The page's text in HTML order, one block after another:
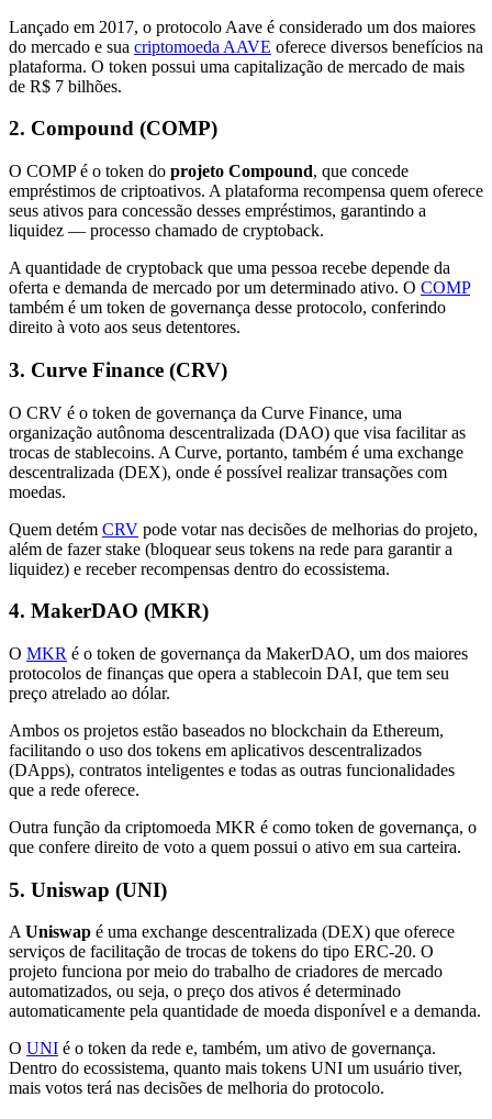
Lançado em 2017, o protocolo Aave é considerado um dos maiores
do mercado e sua criptomoeda AAVE oferece diversos benefícios na
plataforma. O token possui uma capitalização de mercado de mais
de R$ 7 bilhões.
2. Compound (COMP)
O COMP é o token do projeto Compound, que concede
empréstimos de criptoativos. A plataforma recompensa quem oferece
seus ativos para concessão desses empréstimos, garantindo a
liquidez — processo chamado de cryptoback.
A quantidade de cryptoback que uma pessoa recebe depende da
oferta e demanda de mercado por um determinado ativo. O COMP
também é um token de governança desse protocolo, conferindo
direito à voto aos seus detentores.
3. Curve Finance (CRV)
O CRV é o token de governança da Curve Finance, uma
organização autônoma descentralizada (DAO) que visa facilitar as
trocas de stablecoins. A Curve, portanto, também é uma exchange
descentralizada (DEX), onde é possível realizar transações com
moedas.
Quem detém CRV pode votar nas decisões de melhorias do projeto,
além de fazer stake (bloquear seus tokens na rede para garantir a
liquidez) e receber recompensas dentro do ecossistema.
4. MakerDAO (MKR)
O MKR é o token de governança da MakerDAO, um dos maiores
protocolos de finanças que opera a stablecoin DAI, que tem seu
preço atrelado ao dólar.
Ambos os projetos estão baseados no blockchain da Ethereum,
facilitando o uso dos tokens em aplicativos descentralizados
(DApps), contratos inteligentes e todas as outras funcionalidades
que a rede oferece.
Outra função da criptomoeda MKR é como token de governança, o
que confere direito de voto a quem possui o ativo em sua carteira.
5. Uniswap (UNI)
AUniswap é uma exchange descentralizada (DEX) que oferece
serviços de facilitação de trocas de tokens do tipo ERC-20. O
projeto funciona por meio do trabalho de criadores de mercado
automatizados, ou seja, o preço dos ativos é determinado
automaticamente pela quantidade de moeda disponível e a demanda.
O UNI é o token da rede e, também, um ativo de governança.
Dentro do ecossistema, quanto mais tokens UNI um usuário tiver,
mais votos terá nas decisões de melhoria do protocolo.